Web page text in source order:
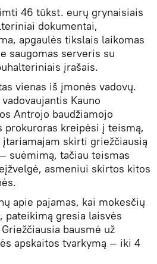
46 tūkst. eurų grynaisiais
dokumentai,
apgaulės tikslais laikomas
saugomas serveris su
įrašais.
vienas iš įmonės vadovų.
Kauno
Antrojo baudžiamojo
prokuroras kreipėsi į teismą,
skirti griežčiausią
suėmimą, tačiau teismas
asmeniui skirtos kitos
apie pajamas, kai mokesčių
pateikimą gresia laisvės
bausmė už
apskaitos tvarkymą — iki 4